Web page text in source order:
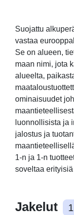
Suojattu
vastaa
Se on alueen,
maan nimi, jota
alueelta,
ominaisuudet
luonnollisista ja
jalostus ja
1-n ja 1-n
soveltaa
Jakelut 1